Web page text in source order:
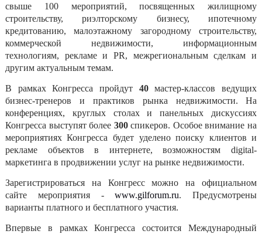
свыше 100 мероприятий, посвященных жилищному
строительству, риэлторскому бизнесу, ипотечному
кредитованию, малоэтажному загородному строительству,
коммерческой недвижимости, информационным
технологиям, рекламе и PR, межрегиональным сделкам и
другим актуальным темам.
В рамках Конгресса пройдут 40мастер-классов ведущих
бизнес-тренеров и практиков рынка недвижимости.
На
конференциях, круглых столах и панельных дискуссиях
Конгресса выступят более 300спикеров. Особое внимание на
мероприятиях Конгресса будет уделено поиску клиентов и
рекламе объектов в интернете, возможностямdigital-
маркетинга в продвижении услуг на рынке недвижимости.
Зарегистрироваться на Конгресс можно на официальном
сайте мероприятия -www.gilforum.ru. Предусмотрены
варианты платного и бесплатного участия.
Впервые в рамках Конгресса состоится
Международный